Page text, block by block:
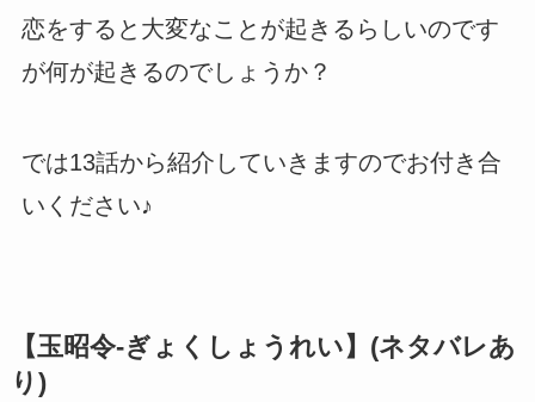
恋をすると大変なことが起きるらしいのです
が何が起きるのでしょうか？
では13話から紹介していきますのでお付き合
いください♪
【玉昭令-ぎょくしょうれい】(ネタバレあ
り)